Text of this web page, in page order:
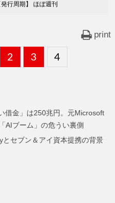
行周期】 ほぼ週刊
print
,
固
ー
ジ
2 ,
固
ー
ジ
3 ,
固
ー
ジ
4
借金」は250兆円。元Microsoft
AIブーム」の危うい裏側
セブン＆アイ資本提携の背景